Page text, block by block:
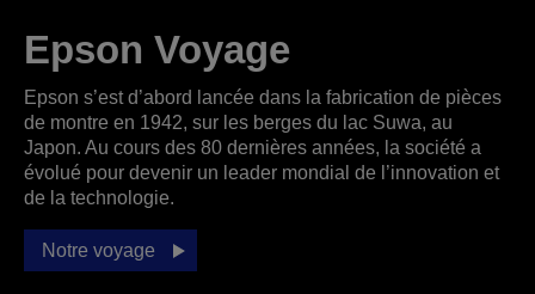
Epson Voyage
Epson s’est d’abord lancée dans la fabrication de pièces
de montre en 1942, sur les berges du lac Suwa, au
Japon. Au cours des 80 dernières années, la société a
évolué pour devenir un leader mondial de l’innovation et
de la technologie.
Notre voyage